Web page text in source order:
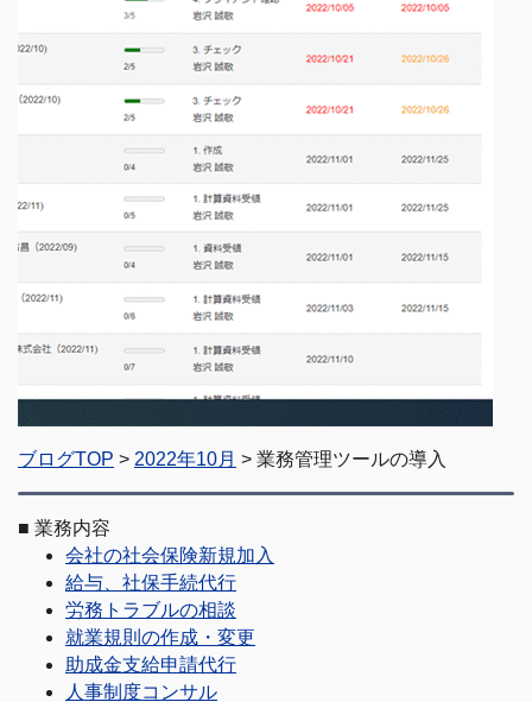
ブログTOP > 2022年10月 > 業務管理ツールの導入
■ 業務内容
会社の社会保険新規加入
給与、社保手続代行
労務トラブルの相談
就業規則の作成・変更
助成金支給申請代行
人事制度コンサル